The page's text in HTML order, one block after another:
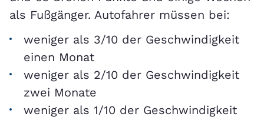
als Fußgänger. Autofahrer müssen bei:
weniger als 3/10 der Geschwindigkeit
einen Monat
weniger als 2/10 der Geschwindigkeit
zwei Monate
weniger als 1/10 der Geschwindigkeit